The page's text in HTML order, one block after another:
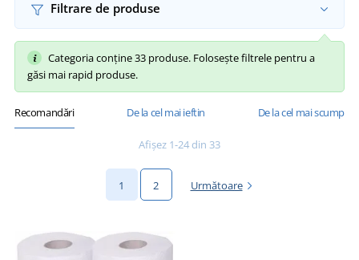
Filtrare de produse
Categoria conține 33 produse. Folosește filtrele pentru a
găsi mai rapid produse.
Recomandări De la cel mai ieftin De la cel mai scump
Afișez 1-24 din 33
1 2 Următoare